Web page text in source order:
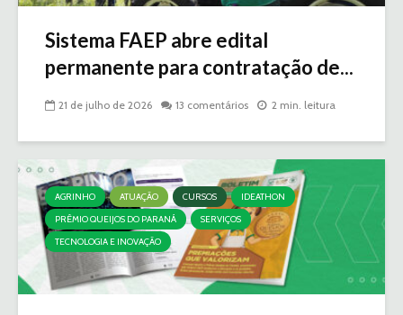
Sistema FAEP abre edital
permanente para contratação de...
21 de julho de 2026 13 comentários 2 min. leitura
AGRINHO ATUAÇÃO CURSOS
IDEATHON
PRÊMIO QUEIJOS DO PARANÁ
SERVIÇOS
TECNOLOGIA E INOVAÇÃO